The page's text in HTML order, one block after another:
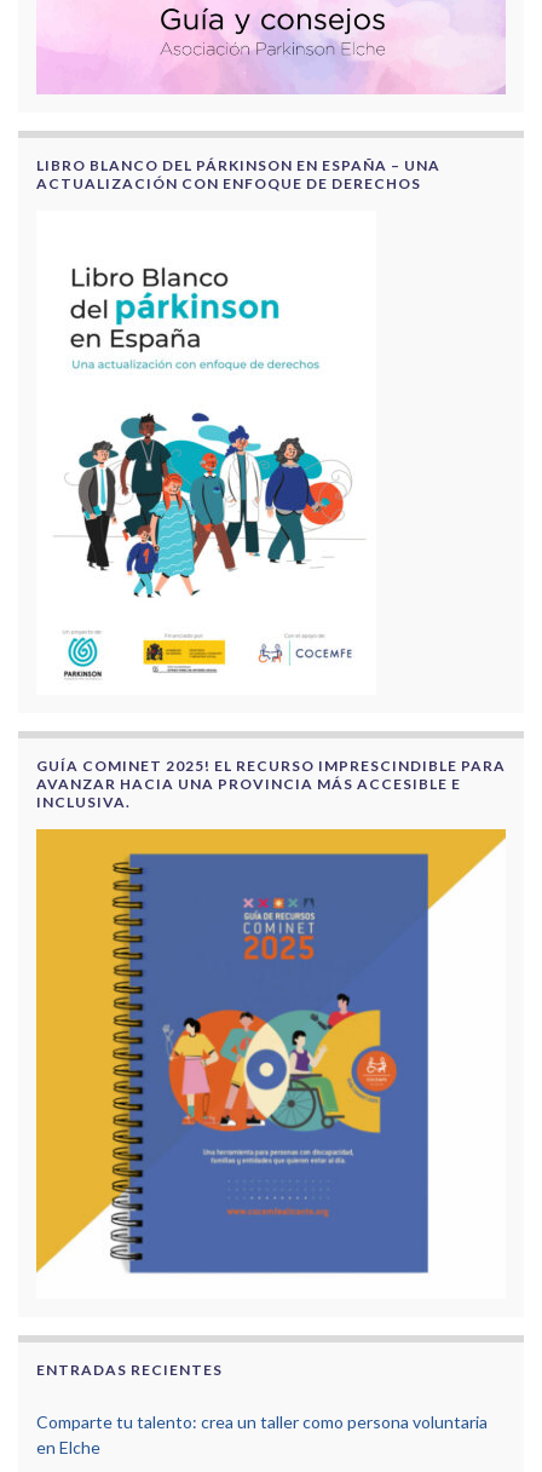
LIBRO BLANCO DEL PÁRKINSON EN ESPAÑA – UNA
ACTUALIZACIÓN CON ENFOQUE DE DERECHOS
GUÍA COMINET 2025! EL RECURSO IMPRESCINDIBLE PARA
AVANZAR HACIA UNA PROVINCIA MÁS ACCESIBLE E
INCLUSIVA.
ENTRADAS RECIENTES
Comparte tu talento: crea un taller como persona voluntaria
en Elche